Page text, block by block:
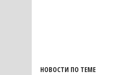
НОВОСТИ ПО ТЕМЕ